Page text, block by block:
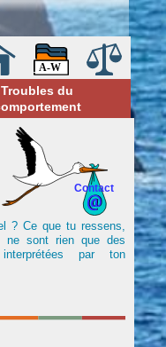
Troubles du
Contact
? Ce que tu ressens,
ne sont rien que des
par ton